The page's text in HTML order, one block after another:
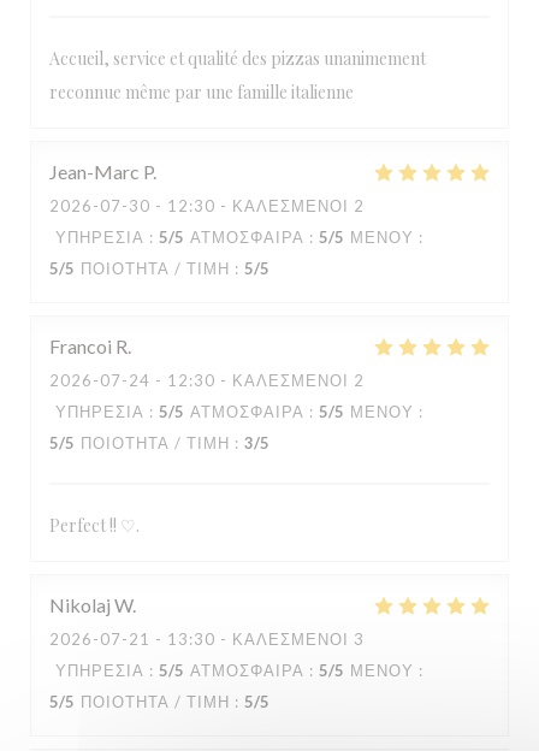
Accueil, service et qualité des pizzas unanimement
reconnue même par une famille italienne
Jean-Marc P
2026-07-30 - 12:30 - ΚΑΛΕΣΜΈΝΟΙ 2
ΥΠΗΡΕΣΊΑ : 5/5 ΑΤΜΌΣΦΑΙΡΑ : 5/5 ΜΕΝΟΎ :
5/5 ΠΟΙΌΤΗΤΑ / ΤΙΜΉ : 5/5
Francoi R
2026-07-24 - 12:30 - ΚΑΛΕΣΜΈΝΟΙ 2
ΥΠΗΡΕΣΊΑ : 5/5 ΑΤΜΌΣΦΑΙΡΑ : 5/5 ΜΕΝΟΎ :
5/5 ΠΟΙΌΤΗΤΑ / ΤΙΜΉ : 3/5
Perfect !! ♡.
Nikolaj W
2026-07-21 - 13:30 - ΚΑΛΕΣΜΈΝΟΙ 3
ΥΠΗΡΕΣΊΑ : 5/5 ΑΤΜΌΣΦΑΙΡΑ : 5/5 ΜΕΝΟΎ :
5/5 ΠΟΙΌΤΗΤΑ / ΤΙΜΉ : 5/5